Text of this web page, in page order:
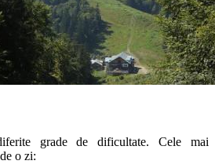
grade de dificultate. Cele mai
o zi: